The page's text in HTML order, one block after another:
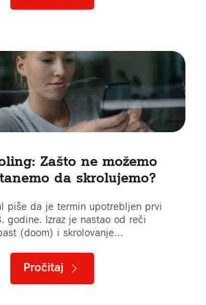
Zašto ne možemo
da skrolujemo?
piše da je termin upotrebljen prvi
godine. Izraz je nastao od reči
(doom) i skrolovanje…
Pročitaj